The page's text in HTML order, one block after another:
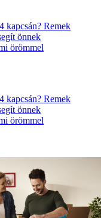
kapcsán? Remek
önnek
örömmel
kapcsán? Remek
önnek
örömmel